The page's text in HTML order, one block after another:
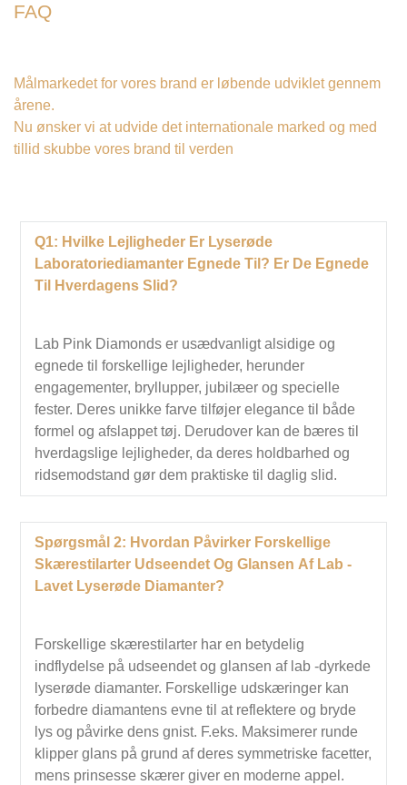
FAQ
Målmarkedet for vores brand er løbende udviklet gennem
årene.
Nu ønsker vi at udvide det internationale marked og med
tillid skubbe vores brand til verden
Q1: Hvilke Lejligheder Er Lyserøde
Laboratoriediamanter Egnede Til? Er De Egnede
Til Hverdagens Slid?
Lab Pink Diamonds er usædvanligt alsidige og
egnede til forskellige lejligheder, herunder
engagementer, bryllupper, jubilæer og specielle
fester. Deres unikke farve tilføjer elegance til både
formel og afslappet tøj. Derudover kan de bæres til
hverdagslige lejligheder, da deres holdbarhed og
ridsemodstand gør dem praktiske til daglig slid.
Spørgsmål 2: Hvordan Påvirker Forskellige
Skærestilarter Udseendet Og Glansen Af ​​lab -
Lavet Lyserøde Diamanter?
Forskellige skærestilarter har en betydelig
indflydelse på udseendet og glansen af ​​lab -dyrkede
lyserøde diamanter. Forskellige udskæringer kan
forbedre diamantens evne til at reflektere og bryde
lys og påvirke dens gnist. F.eks. Maksimerer runde
klipper glans på grund af deres symmetriske facetter,
mens prinsesse skærer giver en moderne appel.